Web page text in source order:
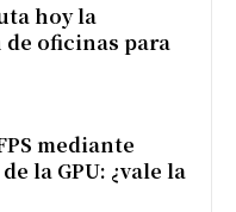
hoy la
oficinas para
mediante
la GPU: ¿vale la